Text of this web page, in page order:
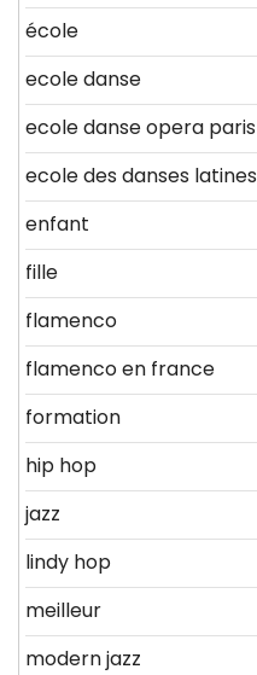
école
ecole danse
ecole danse opera paris
ecole des danses latines
enfant
fille
flamenco
flamenco en france
formation
hip hop
jazz
lindy hop
meilleur
modern jazz